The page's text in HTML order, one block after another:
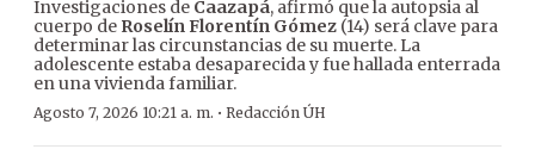
Investigaciones de Caazapá, afirmó que la autopsia al
cuerpo de Roselín Florentín Gómez (14) será clave para
determinar las circunstancias de su muerte. La
adolescente estaba desaparecida y fue hallada enterrada
en una vivienda familiar.
Agosto 7, 2026 10:21 a. m. · Redacción ÚH